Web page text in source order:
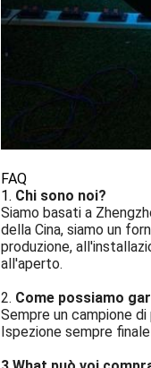
FAQ
1. Chi sono noi?
Siamo basati a
della Cina, siamo un
produzione,
all'aperto.
2. Come possiamo
Sempre un campione
Ispezione sempre